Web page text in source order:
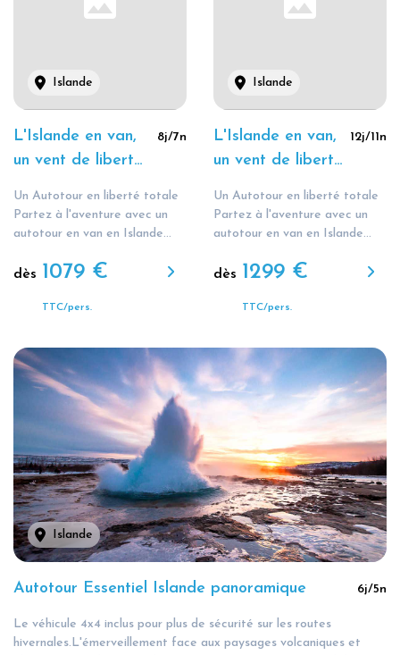
Islande
L'Islande en van,
un vent de liberté
8j/7n
Un Autotour en liberté totale
Partez à l'aventure avec un
autotour en van en Islande...
dès 1079 €
TTC/pers.
Islande
L'Islande en van,
un vent de liberté
12j/11n
Un Autotour en liberté totale
Partez à l'aventure avec un
autotour en van en Islande...
dès 1299 €
TTC/pers.
Islande
Autotour Essentiel Islande panoramique 6j/5n
Le véhicule 4x4 inclus pour plus de sécurité sur les routes
hivernales.L'émerveillement face aux paysages volcaniques et